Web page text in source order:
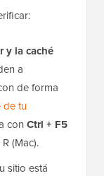
suceder
está
anterior.
la caché